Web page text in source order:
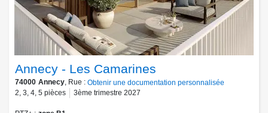
Annecy - Les Camarines
74000 Annecy, Rue : Obtenir une documentation personnalisée
2, 3, 4, 5 pièces 3ème trimestre 2027